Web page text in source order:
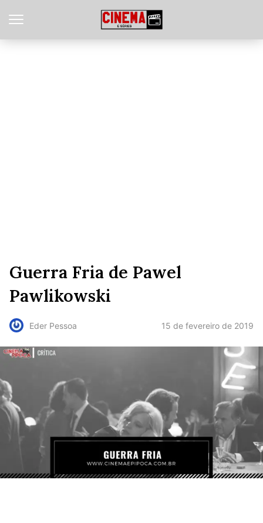
Guerra Fria de Pawel
Pawlikowski
Eder Pessoa 15 de fevereiro de 2019